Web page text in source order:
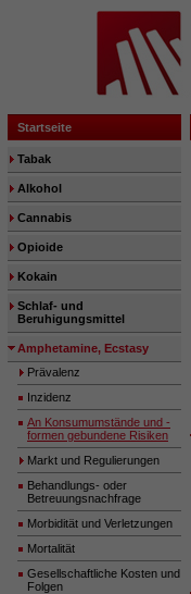
Startseite
Tabak
Alkohol
Cannabis
Opioide
Kokain
Schlaf- und
Beruhigungsmittel
Amphetamine, Ecstasy
Prävalenz
Inzidenz
An Konsumumstände und -
formen gebundene Risiken
Markt und Regulierungen
Behandlungs- oder
Betreuungsnachfrage
Morbidität und Verletzungen
Mortalität
Gesellschaftliche Kosten und
Folgen